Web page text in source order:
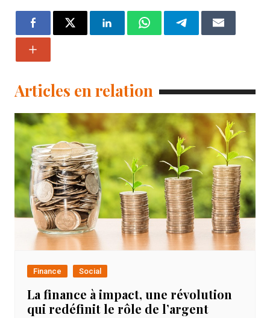
Articles en relation
Finance Social
La finance à impact, une révolution
qui redéfinit le rôle de l’argent